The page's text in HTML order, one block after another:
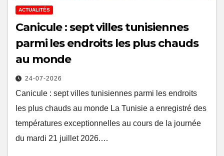
ACTUALITÉS
Canicule : sept villes tunisiennes
parmi les endroits les plus chauds
au monde
24-07-2026
Canicule : sept villes tunisiennes parmi les endroits
les plus chauds au monde La Tunisie a enregistré des
températures exceptionnelles au cours de la journée
du mardi 21 juillet 2026.…